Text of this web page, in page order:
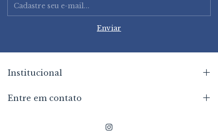
Institucional
Entre em contato